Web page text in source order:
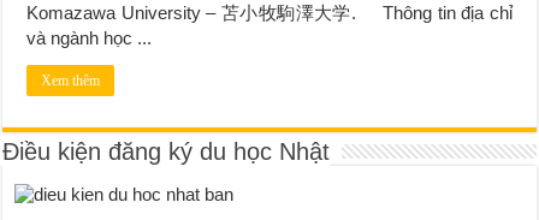
Komazawa University – 苫小牧駒澤大学. Thông tin địa chỉ
và ngành học ...
Xem thêm
Điều kiện đăng ký du học Nhật